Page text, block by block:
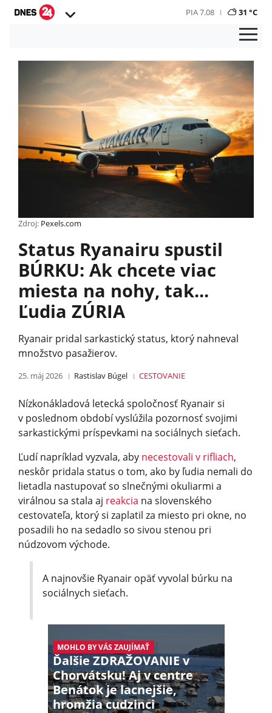
PIA 7.08 31 °C
Zdroj: Pexels.com
Status Ryanairu spustil
BÚRKU: Ak chcete viac
miesta na nohy, tak...
Ľudia ZÚRIA
Ryanair pridal sarkastický status, ktorý nahneval
množstvo pasažierov.
25. máj 2026 Rastislav Búgel CESTOVANIE
Nízkonákladová letecká spoločnosť Ryanair si
v poslednom období vyslúžila pozornosť svojimi
sarkastickými príspevkami na sociálnych sieťach.
Ľudí napríklad vyzvala, aby necestovali v rifliach,
neskôr pridala status o tom, ako by ľudia nemali do
lietadla nastupovať so slnečnými okuliarmi a
virálnou sa stala aj reakcia na slovenského
cestovateľa, ktorý si zaplatil za miesto pri okne, no
posadili ho na sedadlo so sivou stenou pri
núdzovom východe.
A najnovšie Ryanair opäť vyvolal búrku na
sociálnych sieťach.
MOHLO BY VÁS ZAUJÍMAŤ
Ďalšie ZDRAŽOVANIE v
Chorvátsku! Aj v centre
Benátok je lacnejšie,
hromžia cudzinci